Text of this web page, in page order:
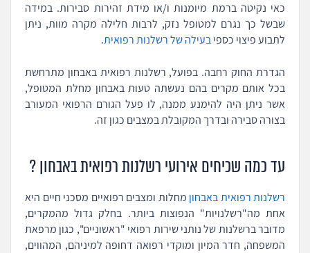
כאי נקיטה ברמת מיומנות ו/או מידת זהירות סבירות. במידה
שבשל כך נגרם למטופל נזק, לרבות חלילה מקרה מוות, ניתן
לתבוע פיצוי כספיבעילה של רשלנות רפואית.
הגדרת החוק רחבה. בפועל, רשלנות רפואית באבחון מתרחשת
בכל אותם מקרים בהם נעשתה טעות באבחון מחלת המטופל,
אשר ניתן היה להימנע ממנה, לו פעל הגורם הרפואי המעורב
בצורה סבירה ובדרך המקובלת במצבים כגון זה.
עד כמה שכיחים אירועי רשלנות רפואית באבחון ?
רשלנות רפואית באבחון מחלות ומצבים רפואיים מסכני חיים היא
אחת מה"רשלנויות" הנפוצות ביותר. בחלק גדול מהמקרים,
מדובר ברשלנות של נותני שירות רפואי "ראשוניים", כגון מרפאת
המשפחה, חדר המיון ומוקדי רפואה דחופה למיניהם, המהווים,